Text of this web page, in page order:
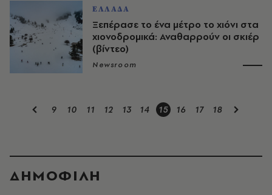
ΕΛΛΑΔΑ
Ξεπέρασε το ένα μέτρο το χιόνι στα
χιονοδρομικά: Αναθαρρούν οι σκιέρ
(βίντεο)
Newsroom
9 10 11 12 13 14 15 16 17 18
ΔΗΜΟΦΙΛΗ